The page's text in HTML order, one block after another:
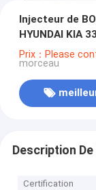
Injecteur de
HYUNDAI KIA
27000
Prix：Please
morceau
Description
Certification